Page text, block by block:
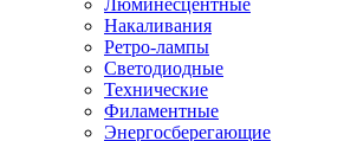
Люминесцентные
Накаливания
Ретро-лампы
Светодиодные
Технические
Филаментные
Энергосберегающие